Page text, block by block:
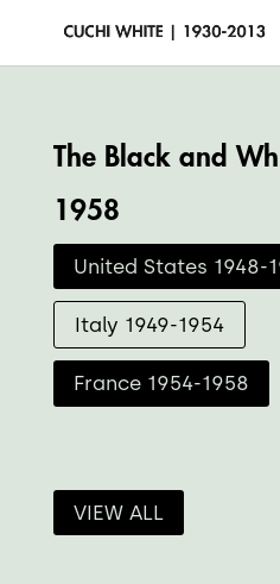
The Black and
1958
United States 1948-
Italy 1949-1954
France 1954-1958
VIEW ALL